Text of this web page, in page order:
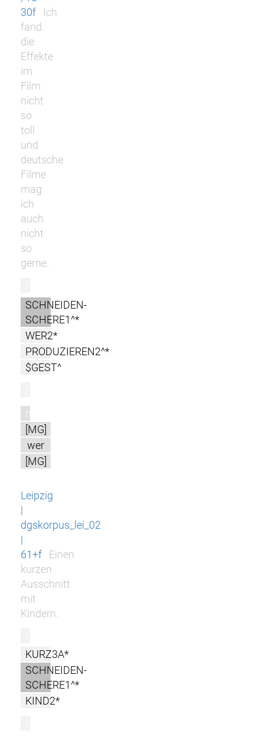
30f
Ich
fand
die
Effekte
im
Film
nicht
so
toll
und
deutsche
Filme
mag
ich
auch
nicht
so
gerne.
SCHNEIDEN-
SCHERE1^*
WER2*
PRODUZIEREN2^*
$GEST^
m
[MG]
wer
[MG]
Leipzig
|
dgskorpus_lei_02
|
61+f
Einen
kurzen
Ausschnitt
mit
Kindern.
KURZ3A*
SCHNEIDEN-
SCHERE1^*
KIND2*